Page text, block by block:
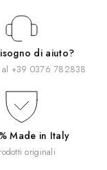
di aiuto?
+39 0376 782838
Made in Italy
originali